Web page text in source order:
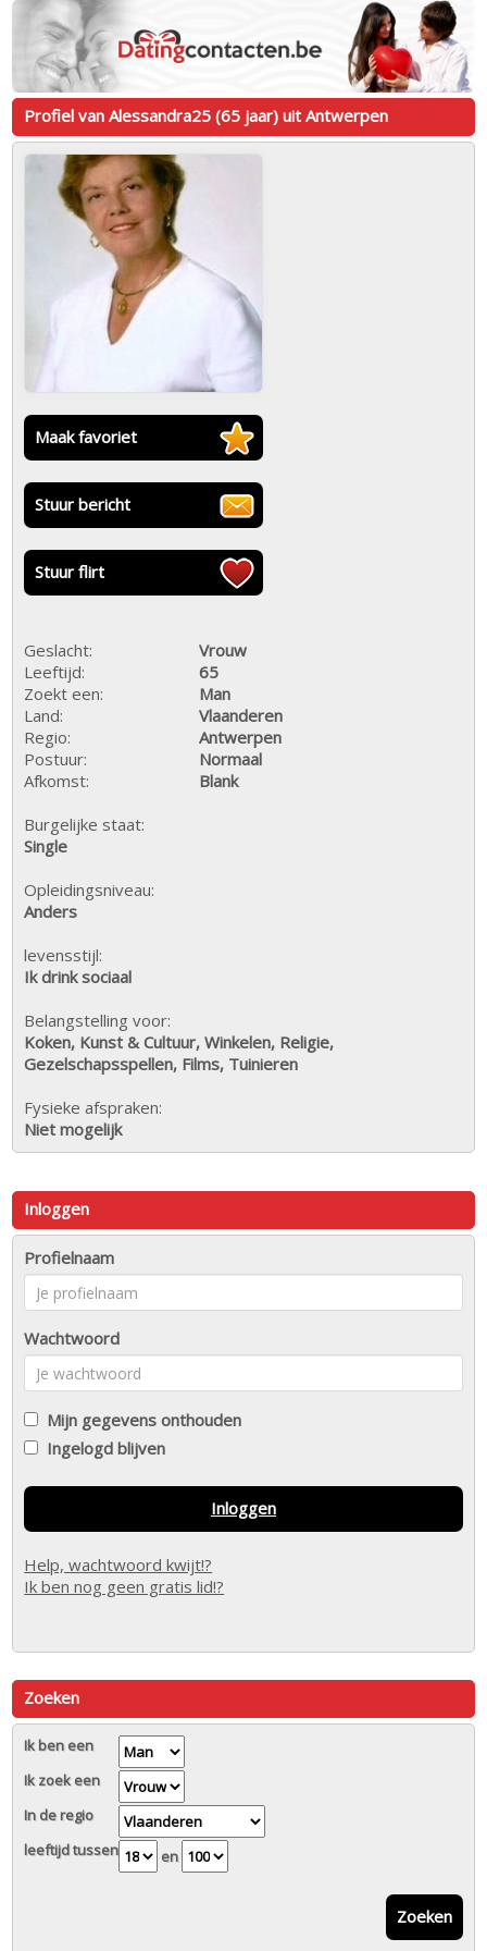
Profiel van Alessandra25 (65 jaar) uit Antwerpen
Maak favoriet
Stuur bericht
Stuur flirt
Geslacht:
Vrouw
Leeftijd:
65
Zoekt een:
Man
Land:
Vlaanderen
Regio:
Antwerpen
Postuur:
Normaal
Afkomst:
Blank
Burgelijke staat:
Single
Opleidingsniveau:
Anders
levensstijl:
Ik drink sociaal
Belangstelling voor:
Koken, Kunst & Cultuur, Winkelen, Religie,
Gezelschapsspellen, Films, Tuinieren
Fysieke afspraken:
Niet mogelijk
Inloggen
Profielnaam
Wachtwoord
Mijn gegevens onthouden
Ingelogd blijven
Inloggen
Help, wachtwoord kwijt!?
Ik ben nog geen gratis lid!?
Zoeken
Ik ben een
Ik zoek een
In de regio
leeftijd tussen
en
Zoeken